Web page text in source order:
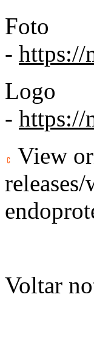
Foto
- https://
Logo
- https://
View
Voltar